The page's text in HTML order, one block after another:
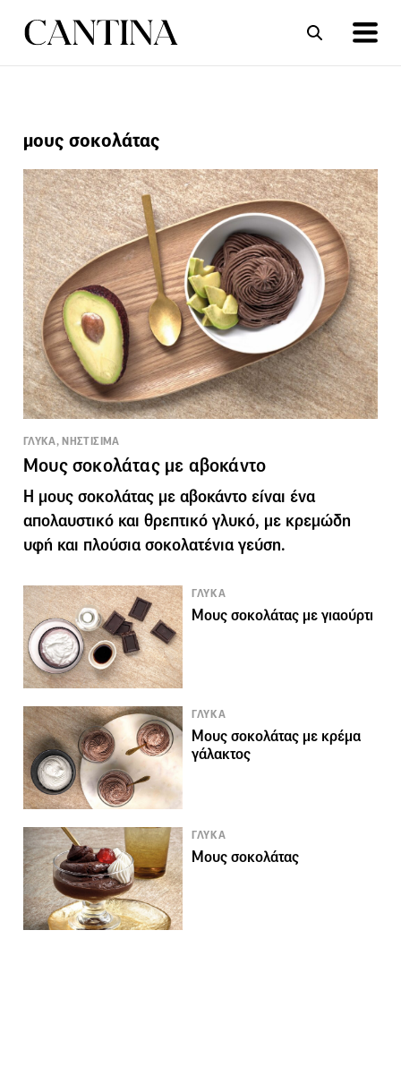
ΣΥΝΤΑΓΕΣ
μους σοκολάτας
ΓΛΥΚΑ, ΝΗΣΤΙΣΙΜΑ
Μους σοκολάτας με αβοκάντο
Η μους σοκολάτας με αβοκάντο είναι ένα
απολαυστικό και θρεπτικό γλυκό, με κρεμώδη
υφή και πλούσια σοκολατένια γεύση.
ΓΛΥΚΑ
Μους σοκολάτας με γιαούρτι
ΓΛΥΚΑ
Μους σοκολάτας με κρέμα
γάλακτος
ΓΛΥΚΑ
Μους σοκολάτας